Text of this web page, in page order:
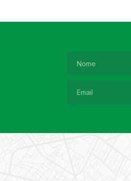
Pesquisa de